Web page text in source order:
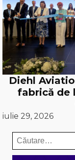
Diehl
fabrică de
iulie 29, 2026
Caută
după: